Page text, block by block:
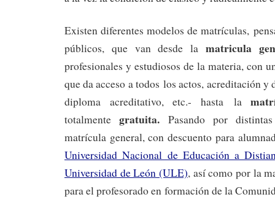
Existen diferentes modelos de matrículas,
públicos, que van desde lamatricula
profesionales y estudiosos de la materia, con
que da acceso a todos los actos, acreditación
diploma acreditativo, etc.- hasta la
totalmentegratuita. Pasando por
matrícula general, con descuento para
Universidad Nacional de Educación a
Universidad de León (ULE), así como por la
para el profesorado en formación de la